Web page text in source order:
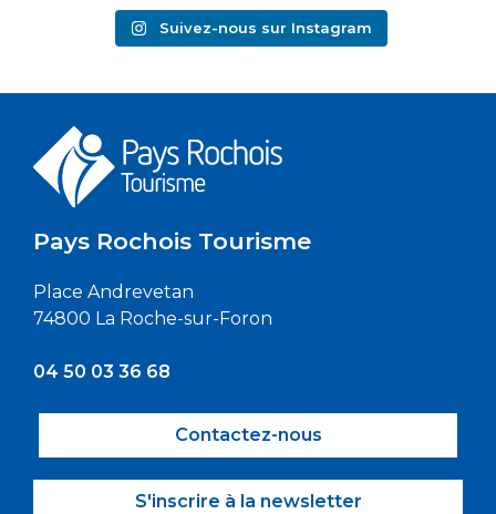
Suivez-nous sur Instagram
Pays Rochois Tourisme
Place Andrevetan
74800 La Roche-sur-Foron
04 50 03 36 68
Contactez-nous
S'inscrire à la newsletter